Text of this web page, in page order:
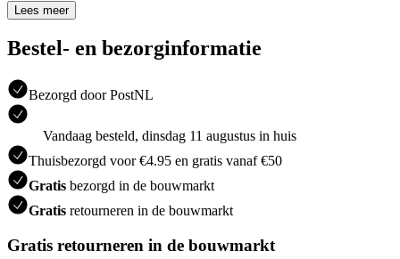
Lees meer
Bestel- en bezorginformatie
Bezorgd door PostNL
Vandaag besteld, dinsdag 11 augustus in huis
Thuisbezorgd voor €4.95 en gratis vanaf €50
Gratis bezorgd in de bouwmarkt
Gratis retourneren in de bouwmarkt
Gratis retourneren in de bouwmarkt